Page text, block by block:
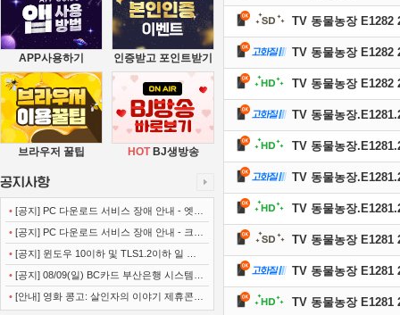
APP사용하기 인증받고 포인트받기
브라우저 꿀팁 HOTBJ생방송
• [공지] PC 다운로드 서비스 장애 안내 - 엣지
(Microsoft Edge)
• [공지] PC 다운로드 서비스 장애 안내 - 크롬
(Chrome)
• [공지] 윈도우 10이하 및 TLS1.2이하 일 경
우 사이트 이용불가 안내
• [공지] 08/09(일) BC카드 부산은행 시스템
정기점검 안내
• [안내] 영화 콩고: 살인자의 이야기 제휴콘텐
TV 동물농장 E1282
TV 동물농장 E1282
TV 동물농장 E1282
TV 동물농장
TV 동물농장
TV 동물농장
TV 동물농장
TV 동물농장 E1281
TV 동물농장 E1281
TV 동물농장 E1281